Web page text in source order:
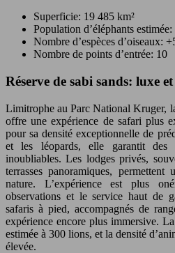
Superficie: 19 485 km²
Population d’éléphants
Nombre d’espèces d’oiseaux:
Nombre de points d’entrée: 10
Réserve de sabi sands: luxe
Limitrophe au Parc National Kruger,
offre une expérience de safari plus
pour sa densité exceptionnelle de
et les léopards, elle garantit des
inoubliables. Les lodges privés,
terrasses panoramiques,
nature. L’expérience est plus
observations et le service haut de
safaris à pied, accompagnés de
expérience encore plus immersive.
estimée à 300 lions, et la densité
élevée.